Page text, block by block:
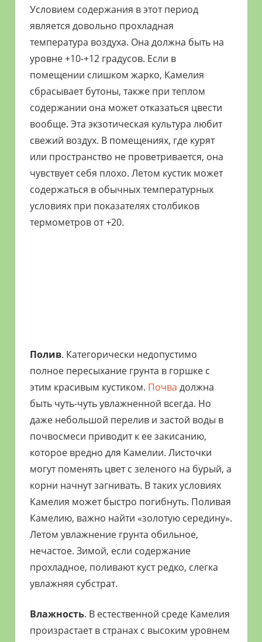
Условием содержания в этот период
является довольно прохладная
температура воздуха. Она должна быть на
уровне +10-+12 градусов. Если в
помещении слишком жарко, Камелия
сбрасывает бутоны, также при теплом
содержании она может отказаться цвести
вообще. Эта экзотическая культура любит
свежий воздух. В помещениях, где курят
или пространство не проветривается, она
чувствует себя плохо. Летом кустик может
содержаться в обычных температурных
условиях при показателях столбиков
термометров от +20.
Полив. Категорически недопустимо
полное пересыхание грунта в горшке с
этим красивым кустиком. Почва должна
быть чуть-чуть увлажненной всегда. Но
даже небольшой перелив и застой воды в
почвосмеси приводит к ее закисанию,
которое вредно для Камелии. Листочки
могут поменять цвет с зеленого на бурый, а
корни начнут загнивать. В таких условиях
Камелия может быстро погибнуть. Поливая
Камелию, важно найти «золотую середину».
Летом увлажнение грунта обильное,
нечастое. Зимой, если содержание
прохладное, поливают куст редко, слегка
увлажняя субстрат.
Влажность. В естественной среде Камелия
произрастает в странах с высоким уровнем